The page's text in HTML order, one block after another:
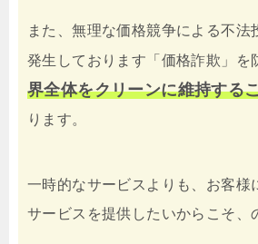
また、無理な価格競争による不法
発生しております「価格詐欺」を
界全体をクリーンに維持する
ります。
一時的なサービスよりも、お客様
サービスを提供したいからこそ、